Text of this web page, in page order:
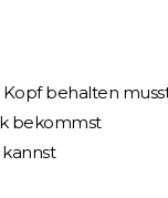
behalten
bekommst